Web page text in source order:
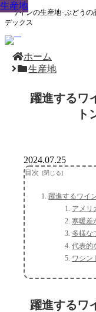
『ワインの生産地･ぶどう
デックス
ホーム
生産地
躍進するワ
ト
生産地
2024.07.25
目次
躍進するワイ
アメリ
寒暖差
多様な
代表的
ワシン
躍進するワ
生産地
生産地
生産地
生産地
生産地
生産地
生産地
生産地